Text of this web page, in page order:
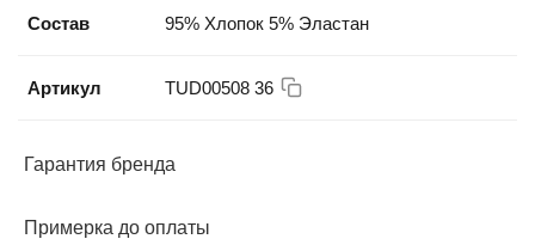
Состав 95% Хлопок 5% Эластан
Артикул TUD00508 36
Гарантия бренда
Примерка до оплаты